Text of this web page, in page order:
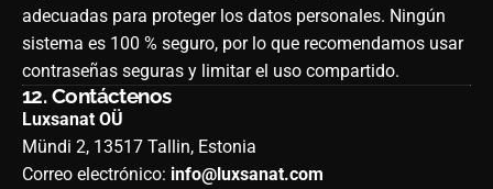
adecuadas para proteger los datos personales. Ningún
sistema es 100 % seguro, por lo que recomendamos usar
contraseñas seguras y limitar el uso compartido.
12.Contáctenos
Luxsanat OÜ
Mündi 2, 13517 Tallin, Estonia
Correo electrónico: info@luxsanat.com